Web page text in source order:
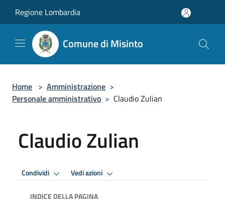
Regione Lombardia
Comune di Misinto
Home > Amministrazione >
Personale amministrativo > Claudio Zulian
Claudio Zulian
Condividi Vedi azioni
INDICE DELLA PAGINA